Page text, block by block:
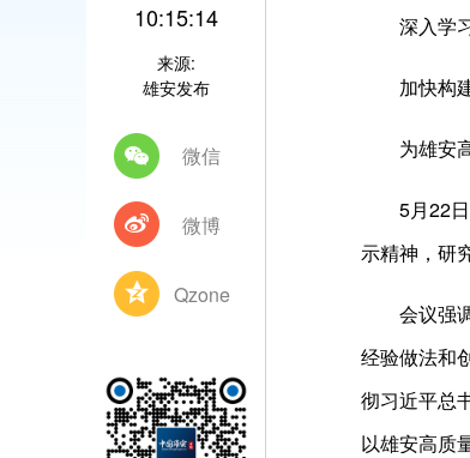
10:15:14
来源:
雄安发布
微信
微博
Qzone
深入学习
加快构建
为雄安高
5月22日
示精神，研
会议强调
经验做法和
彻习近平总
以雄安高质